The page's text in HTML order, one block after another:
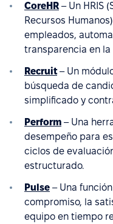
CoreHR – Un HRIS
Recursos
empleados,
transparencia en
Recruit– Un
búsqueda de
simplificado y
Perform – Una
desempeño para
ciclos de
estructurado.
Pulse – Una
compromiso, la
equipo en tiempo